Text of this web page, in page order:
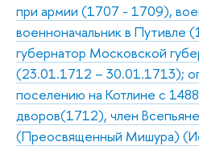
при армии (1707 - 1709),
военноначальник в Путивле
губернатор Московской
(23.01.1712 – 30.01.1713);
поселению на Котлине с 1488
дворов(1712), член
(Преосвященный Мишура)